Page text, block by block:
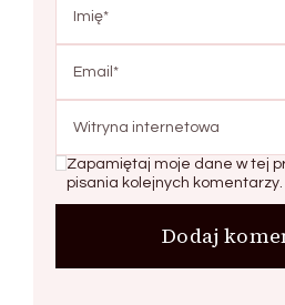
Zapamiętaj moje dane w tej
pisania kolejnych komentarzy.